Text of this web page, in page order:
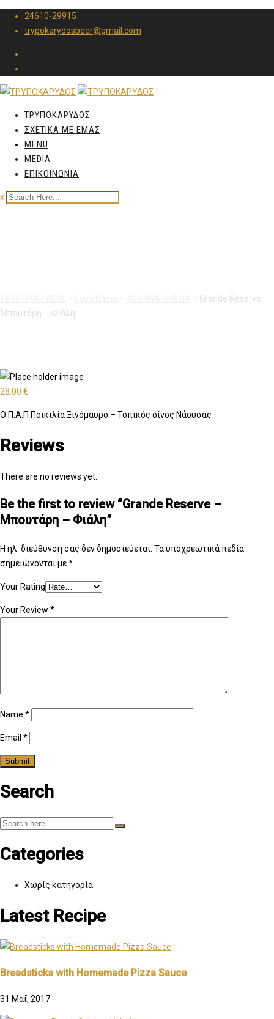
24610-29915
trypokarydosbeer@gmail.com
ΤΡΥΠΟΚΑΡΥΔΟΣ
ΣΧΕΤΙΚΑ ΜΕ ΕΜΑΣ
MENU
MEDIA
ΕΠΙΚΟΙΝΩΝΙΑ
x
Grande Reserve –
Μπουτάρη – Φιάλη
28.00 €
Ο.Π.Α.Π Ποικιλία Ξινόμαυρο – Τοπικός οίνος Νάουσας
Reviews
There are no reviews yet.
Be the first to review “Grande Reserve –
Μπουτάρη – Φιάλη”
Η ηλ. διεύθυνση σας δεν δημοσιεύεται. Τα υποχρεωτικά πεδία
σημειώνονται με*
Your Rating
Your Review *
Name *
Email *
Search
Categories
Χωρίς κατηγορία
Latest Recipe
Breadsticks with Homemade Pizza Sauce
31 Μαΐ, 2017